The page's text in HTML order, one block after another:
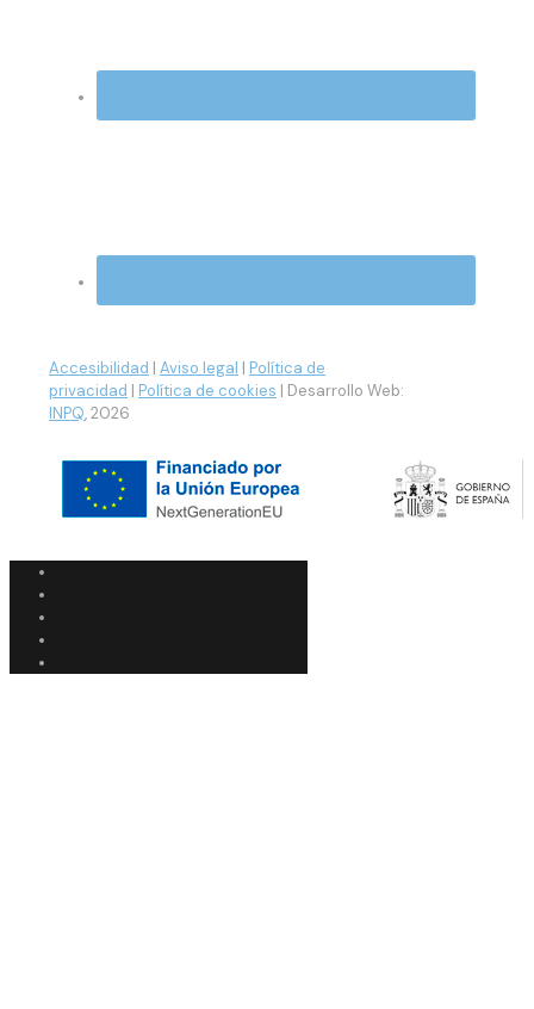
Accesibilidad | Aviso legal | Política de
privacidad | Política de cookies | Desarrollo Web:
INPQ, 2026